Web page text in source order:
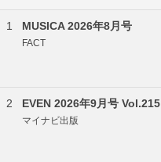
1 MUSICA 2026年8月号
FACT
2 EVEN 2026年9月号 Vol.215
マイナビ出版